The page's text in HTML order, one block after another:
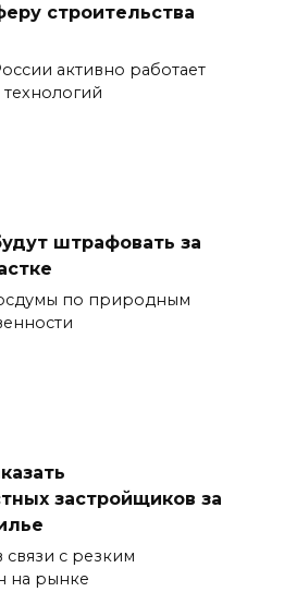
строительства
активно работает
штрафовать за
по природным
застройщиков за
с резким
на рынке